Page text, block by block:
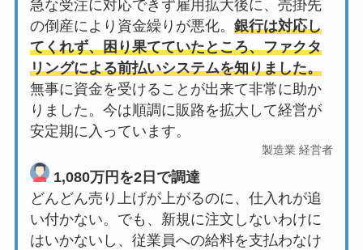
急な受注に対応できず雇用拡大後に、売掛先
の倒産により資金繰りが悪化。 銀行は対応し
てくれず、困り果てていたところ、ファクタ
リングによる前払いシステムを知りました。
無事に資金を受けることが出来て非常に助か
りました。今は順調に販路を拡大して経営が
安定期に入っています。
製造業 経営者
1,080万円を2日で調達
どんどん売り上げが上がるのに、仕入れが追
い付かない。でも、新規に注文しないわけに
はいかないし、従業員への給料を支払わなけ